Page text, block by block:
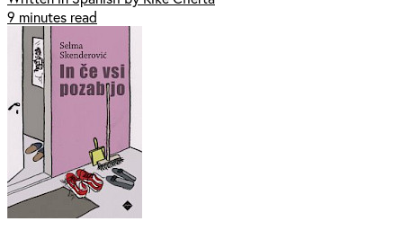
9 minutes read